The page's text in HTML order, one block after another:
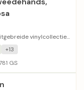
vinylcollectie
+13
GS